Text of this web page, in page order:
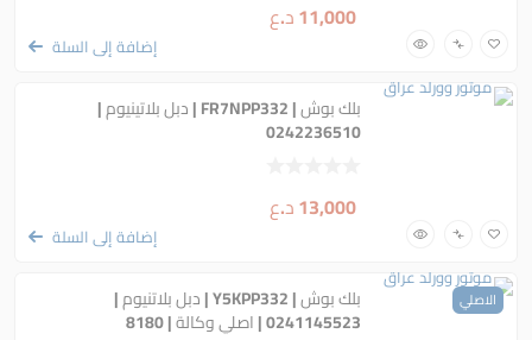
11,000د.ع
إضافة إلى السلة
بلك بوش | FR7NPP332 | دبل بلاتينيوم |
0242236510
13,000د.ع
إضافة إلى السلة
الاصلي بلك بوش | Y5KPP332 | دبل بلاتنيوم |
0241145523 | اصلي وكالة | 8180